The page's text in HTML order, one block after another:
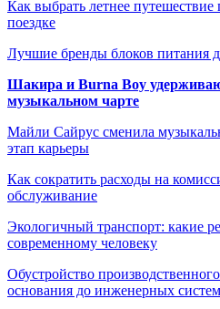
Как выбрать летнее
поездке
Лучшие бренды блоков питания
Шакира и Burna Boy
музыкальном чарте
Майли Сайрус сменила
этап карьеры
Как сократить расходы на
обслуживание
Экологичный транспорт: какие
современному человеку
Обустройство
основания до инженерных систем